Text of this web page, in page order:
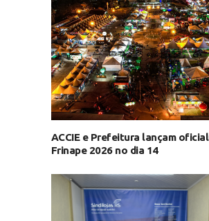
ACCIE e Prefeitura lançam
Frinape 2026 no dia 14